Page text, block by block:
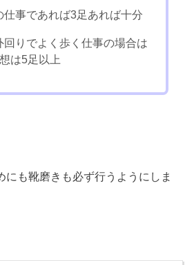
仕事であれば3足あれば十分
回りでよく歩く仕事の場合は
は5足以上
にも靴磨きも必ず行うようにしま